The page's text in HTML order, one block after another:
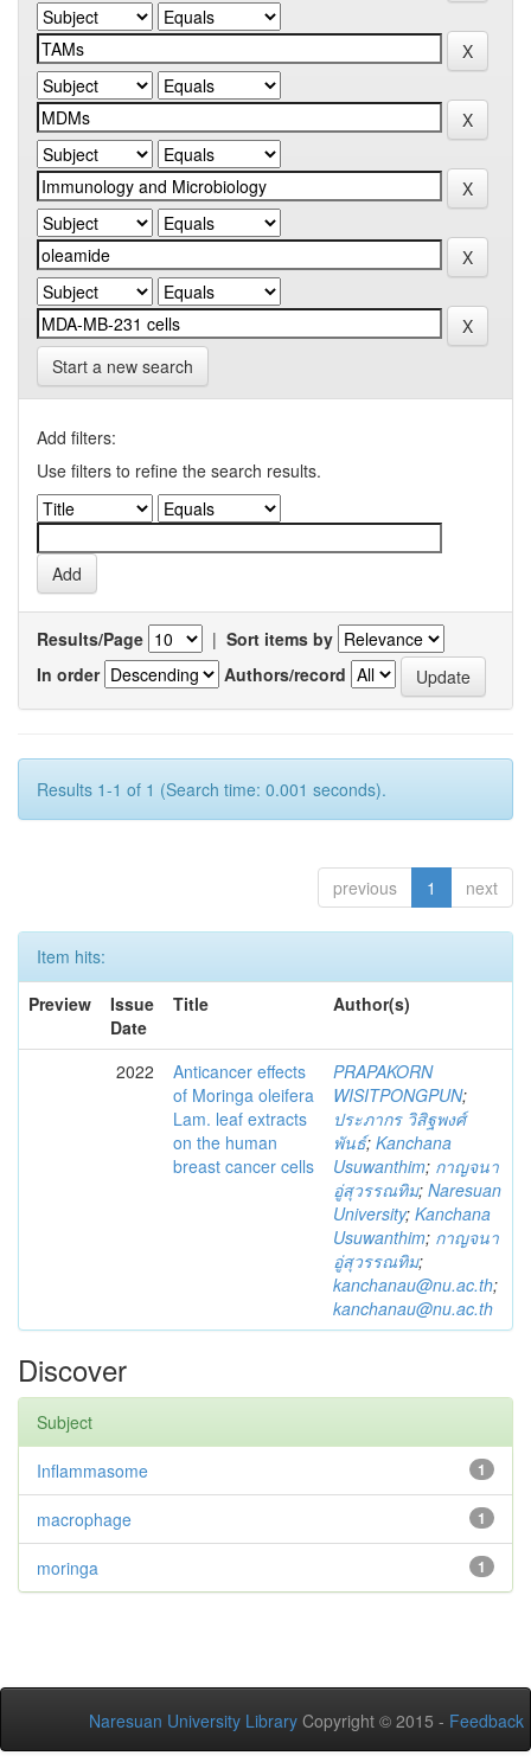
Start a new search
Add filters:
Use filters to refine the search results.
Results/Page | Sort items by
In order
Authors/record
Results 1-1 of 1 (Search time: 0.001 seconds).
previous 1 next
Item hits:
Preview
Issue
Date
Title Author(s)
2022
Anticancer effects
of Moringa oleifera
Lam. leaf extracts
on the human
breast cancer cells
PRAPAKORN
WISITPONGPUN;
ประภากร วิสิฐพงศ์
พันธ์; Kanchana
Usuwanthim; กาญจนา
อู่สุวรรณทิม; Naresuan
University; Kanchana
Usuwanthim; กาญจนา
อู่สุวรรณทิม;
kanchanau@nu.ac.th;
kanchanau@nu.ac.th
Discover
Subject
1
Inflammasome
1
macrophage
1
moringa
Naresuan University Library Copyright © 2015 - Feedback